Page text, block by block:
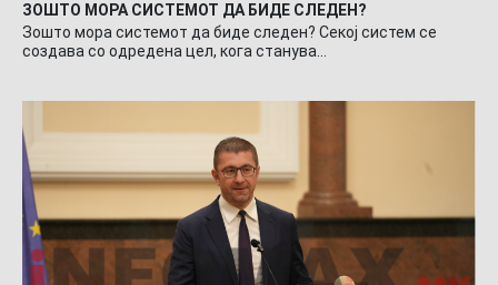
ЗОШТО МОРА СИСТЕМОТ ДА БИДЕ СЛЕДЕН?
Зошто мора системот да биде следен? Секој систем се
создава со одредена цел, кога станува…